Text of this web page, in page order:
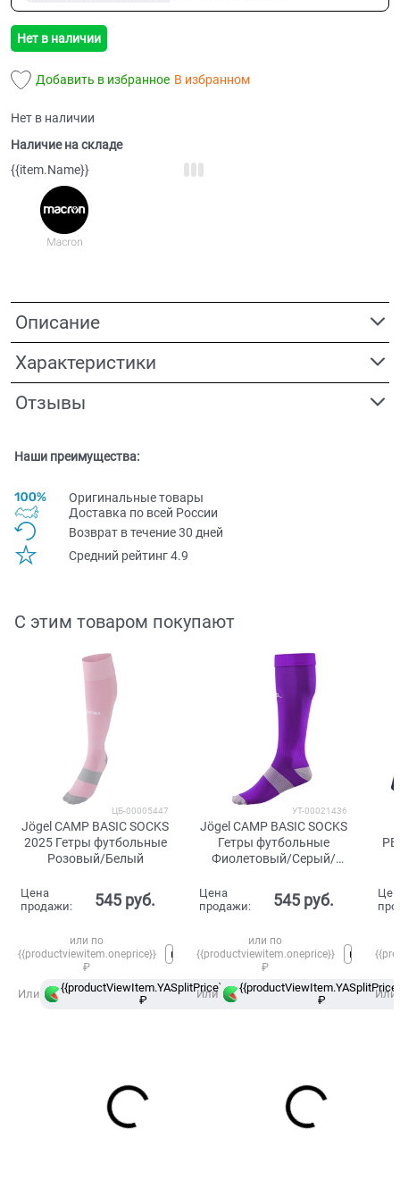
Нет в наличии
Добавить в избранное В избранном
Нет в наличии
Наличие на складе
{{item.Name}}
Описание
Характеристики
Отзывы
Наши преимущества:
Оригинальные товары
Доставка по всей Pоссии
Возврат в течение 30 дней
Средний рейтинг 4.9
С этим товаром покупают
ЦБ-00005447
Jögel CAMP BASIC SOCKS
2025 Гетры футбольные
Розовый/Белый
Цена
продажи:
545 руб.
или по
{{productviewitem.oneprice}}
₽
Или
{{productViewItem.YASplitPrice}}
₽
в
Сплит
УТ-00021436
Jögel CAMP BASIC SOCKS
Гетры футбольные
Фиолетовый/Серый/
Цена
продажи:
545 руб.
или по
{{productviewitem.oneprice}}
₽
Или
₽
Или